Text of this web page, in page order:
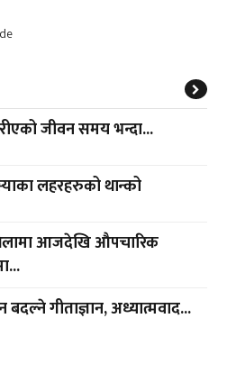
जीवन समय भन्दा...
लहरहरुको थान्को
आजदेखि औपचारिक
बदल्ने गीताज्ञान, अध्यात्मवाद...